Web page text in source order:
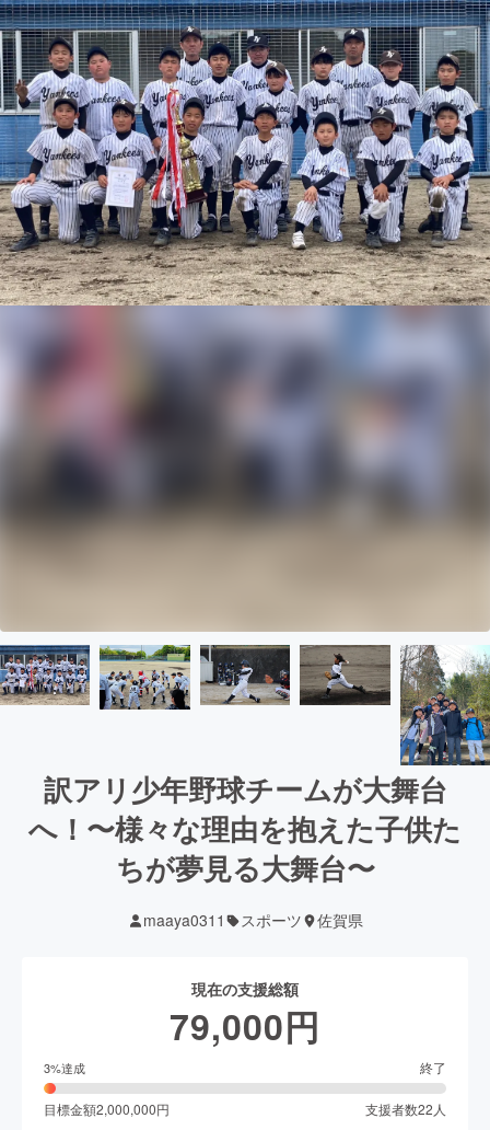
訳アリ少年野球チームが大舞台
へ！〜様々な理由を抱えた子供た
ちが夢見る大舞台〜
maaya0311 スポーツ 佐賀県
現在の支援総額
79,000円
3%達成 終了
目標金額2,000,000円 支援者数22 人